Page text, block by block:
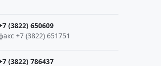
(3822) 650609
+7 (3822) 651751
(3822) 786437